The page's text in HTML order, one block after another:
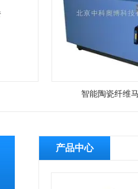
智能陶瓷纤维
产品中心